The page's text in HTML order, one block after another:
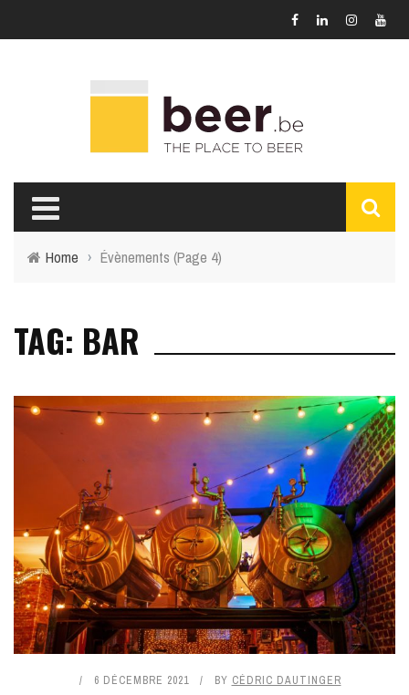
Home › Évènements (Page 4)
TAG: BAR
6 DÉCEMBRE 2021 BY CÉDRIC DAUTINGER